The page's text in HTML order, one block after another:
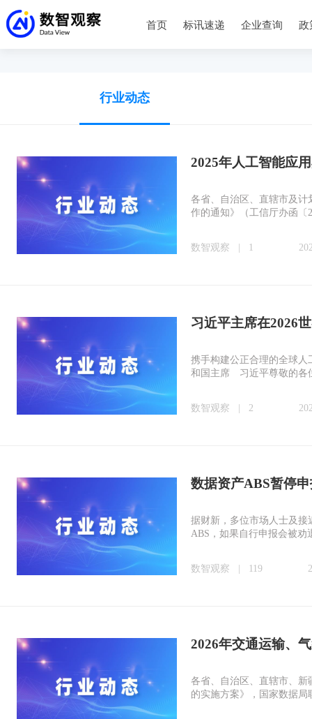
首页 标讯速递 企业查询 政
行业动态
2025年人工智能应
各省、自治区、直辖市及
作的通知》（工信厅办函〔
数智观察 | 1
习近平主席在2026
携手构建公正合理的全球
和国主席 习近平尊敬的各
数智观察 | 2
数据资产ABS暂停
据财新，多位市场人士及接
ABS，如果自行申报会被
数智观察 | 119
2026年交通运输、
各省、自治区、直辖市、
的实施方案》，国家数据